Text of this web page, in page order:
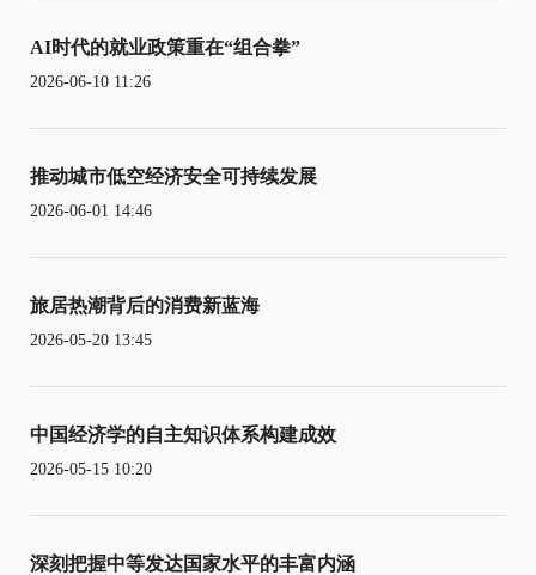
AI时代的就业政策重在“组合拳”
2026-06-10 11:26
推动城市低空经济安全可持续发展
2026-06-01 14:46
旅居热潮背后的消费新蓝海
2026-05-20 13:45
中国经济学的自主知识体系构建成效
2026-05-15 10:20
深刻把握中等发达国家水平的丰富内涵